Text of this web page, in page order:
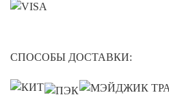
СПОСОБЫ ДОСТАВКИ: